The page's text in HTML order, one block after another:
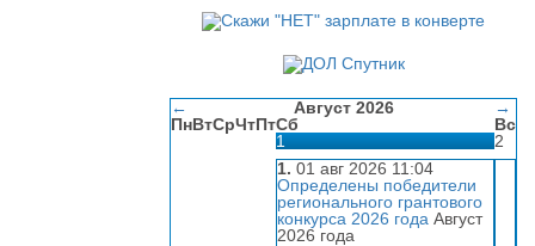
← Август 2026
→
ПнВтСрЧтПтСб
Вс
1
1. 01 авг 2026 11:04
Определены победители
регионального грантового
конкурса 2026 года Август
2026 года
2